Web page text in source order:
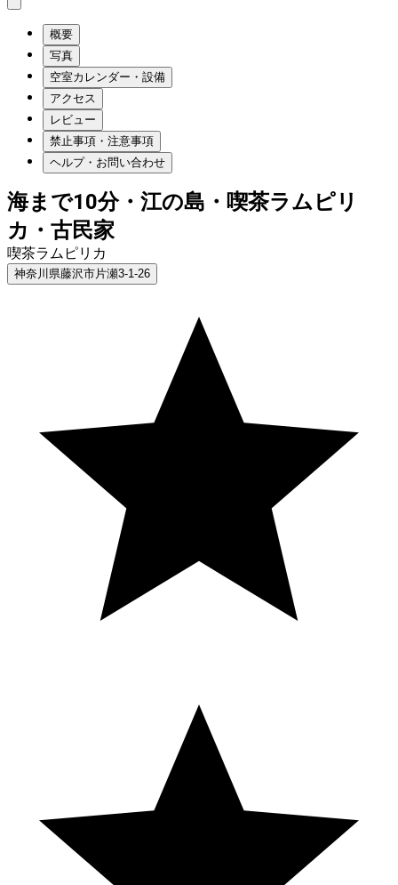
概要
写真
空室カレンダー・設備
アクセス
レビュー
禁止事項・注意事項
ヘルプ・お問い合わせ
海まで10分・江の島・喫茶ラムピリ
カ・古民家
喫茶ラムピリカ
神奈川県藤沢市片瀬3-1-26